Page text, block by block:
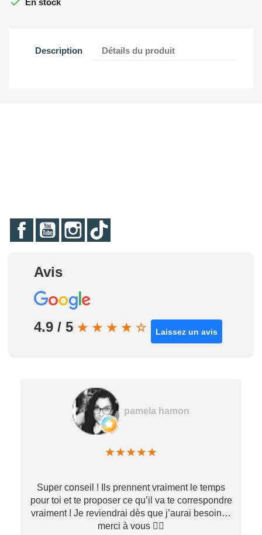
En stock
Description Détails du produit
FacebookYouTubeInstagram
Avis
4.9 / 5 ★ ★ ★ ★ ☆ Laissez un avis
pamela hamon
★★★★★
Super conseil ! Ils prennent vraiment le temps
pour toi et te proposer ce qu’il va te correspondre
vraiment ! Je reviendrai dès que j’aurai besoin…
merci à vous ✌🏼